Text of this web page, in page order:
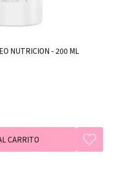
NUTRICION - 200 ML